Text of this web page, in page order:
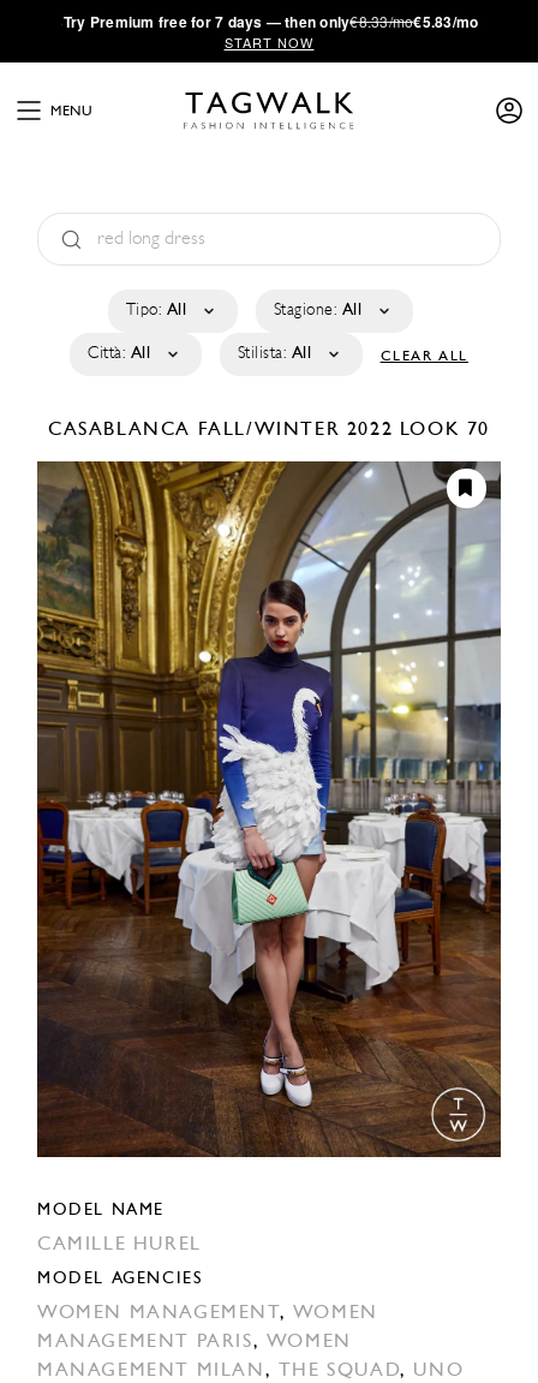
·Try Premium free for 7 days — then only€8.33/mo€5.83/mo
START NOW
MENU
Tipo: All Stagione: All
Città: All Stilista: All CLEAR ALL
CASABLANCA FALL/WINTER 2022 LOOK 70
MODEL NAME
CAMILLE HUREL
MODEL AGENCIES
WOMEN MANAGEMENT , WOMEN
MANAGEMENT PARIS, WOMEN
MANAGEMENT MILAN , THE SQUAD, UNO